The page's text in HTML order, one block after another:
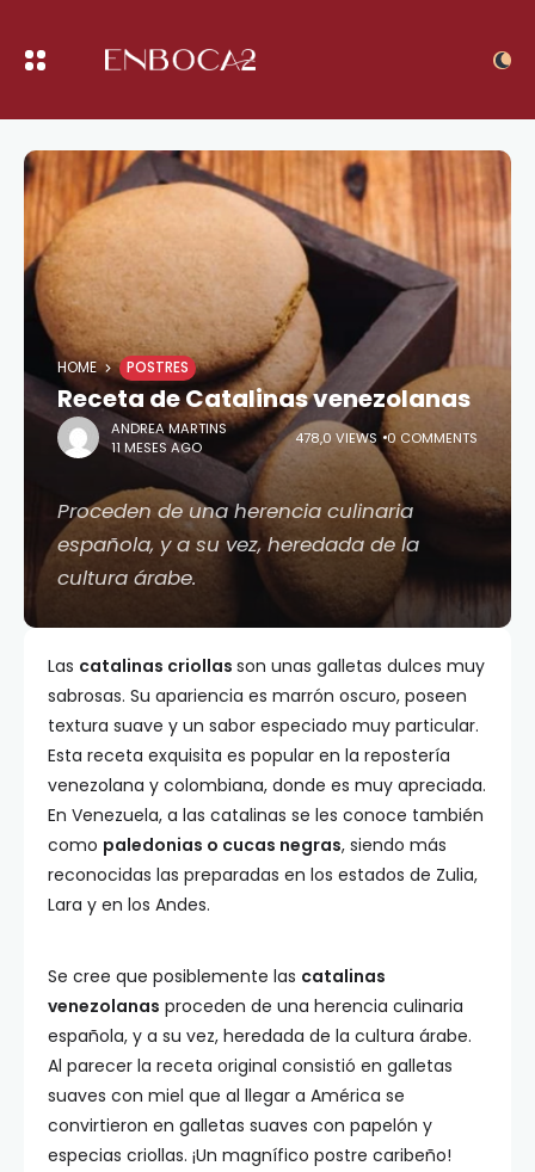
HOME POSTRES
Receta de Catalinas venezolanas
ANDREA MARTINS
11 MESES AGO
478,0 VIEWS 0 COMMENTS
Proceden de una herencia culinaria
española, y a su vez, heredada de la
cultura árabe.
Las catalinas criollas son unas galletas dulces muy
sabrosas. Su apariencia es marrón oscuro, poseen
textura suave y un sabor especiado muy particular.
Esta receta exquisita es popular en la repostería
venezolana y colombiana, donde es muy apreciada.
En Venezuela, a las catalinas se les conoce también
como paledonias o cucas negras, siendo más
reconocidas las preparadas en los estados de Zulia,
Lara y en los Andes.
Se cree que posiblemente las catalinas
venezolanas proceden de una herencia culinaria
española, y a su vez, heredada de la cultura árabe.
Al parecer la receta original consistió en galletas
suaves con miel que al llegar a América se
convirtieron en galletas suaves con papelón y
especias criollas. ¡Un magnífico postre caribeño!